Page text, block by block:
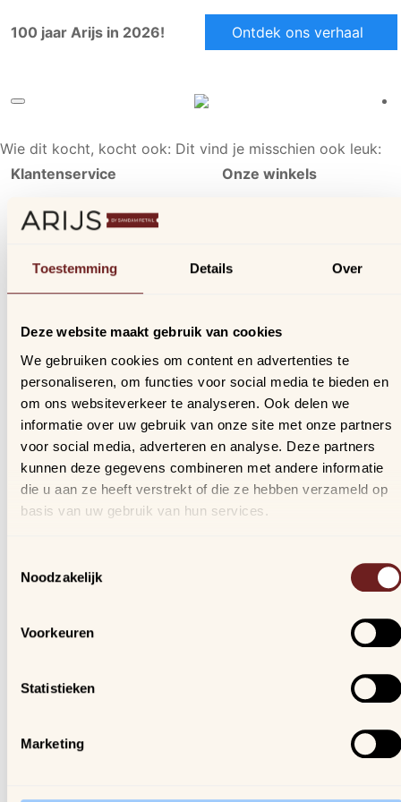
Toestemming Details Over
Deze website maakt gebruik van cookies
We gebruiken cookies om content en advertenties te
personaliseren, om functies voor social media te bieden en
om ons websiteverkeer te analyseren. Ook delen we
informatie over uw gebruik van onze site met onze partners
voor social media, adverteren en analyse. Deze partners
kunnen deze gegevens combineren met andere informatie
die u aan ze heeft verstrekt of die ze hebben verzameld op
basis van uw gebruik van hun services.
Noodzakelijk
Voorkeuren
Statistieken
Marketing
100 jaar Arijs in 2026! Ontdek ons verhaal
Wie dit kocht, kocht ook: Dit vind je misschien ook leuk:
Houtmarkt 6
Openingsuren winkel:
Klantenservice
Ons aanbod
Verzending & bezorging
Retourneren & ruilen
Online geschillen
Inloggen
Profiel
Bestellingen
Verlanglijstje
Veelgestelde vragen
Onze winkels
Samdam Nijvel
Nieuwsbrief
ontvang een kortingscode van 10%!